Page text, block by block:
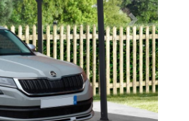
Další